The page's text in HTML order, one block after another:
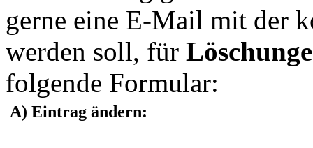
gerne eine E-Mail mit der
werden soll, für
folgende Formular:
A) Eintrag ändern: